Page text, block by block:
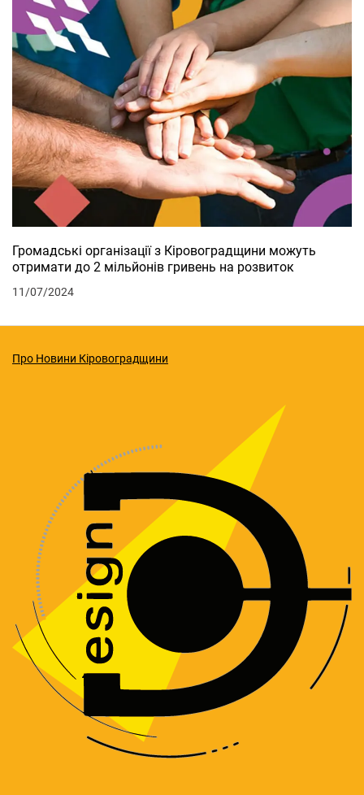
Громадські організації з Кіровоградщини можуть
отримати до 2 мільйонів гривень на розвиток
11/07/2024
Про Новини Кіровоградщини